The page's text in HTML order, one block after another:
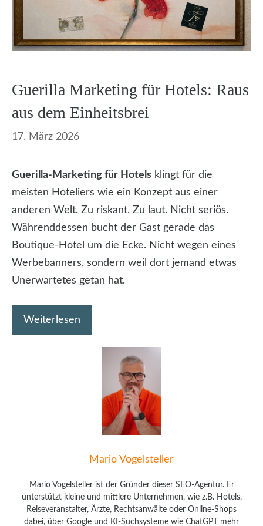
Guerilla Marketing für Hotels: Raus
aus dem Einheitsbrei
17. März 2026
Guerilla-Marketing für Hotels klingt für die
meisten Hoteliers wie ein Konzept aus einer
anderen Welt. Zu riskant. Zu laut. Nicht seriös.
Währenddessen bucht der Gast gerade das
Boutique-Hotel um die Ecke. Nicht wegen eines
Werbebanners, sondern weil dort jemand etwas
Unerwartetes getan hat.
Weiterlesen
Mario Vogelsteller
Mario Vogelsteller ist der Gründer dieser SEO-Agentur. Er
unterstützt kleine und mittlere Unternehmen, wie z.B. Hotels,
Reiseveranstalter, Ärzte, Rechtsanwälte oder Online-Shops
dabei, über Google und KI-Suchsysteme wie ChatGPT mehr